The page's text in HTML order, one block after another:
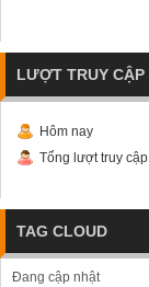
LƯỢT TRUY CẬP
Hôm nay
Tổng lượt truy cập
TAG CLOUD
Đang cập nhật